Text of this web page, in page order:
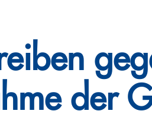
der